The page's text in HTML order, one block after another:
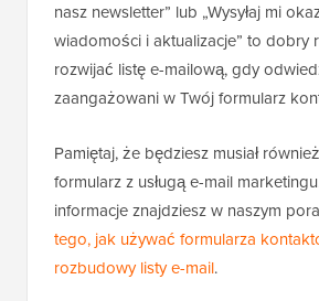
nasz newsletter” lub „Wysyłaj mi
wiadomości i aktualizacje” to dobry
rozwijać listę e-mailową, gdy
zaangażowani w Twój formularz
Pamiętaj, że będziesz musiał
formularz z usługą e-mail
informacje znajdziesz w naszym
tego, jak używać formularza
rozbudowy listy e-mail.